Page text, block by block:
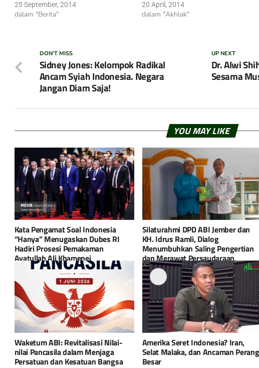
25 September, 2014
dalam "Berita"
20 April, 2014
dalam "Akhlak"
UP NEXT
Dr. Alwi
Sesama
DON'T MISS
Sidney Jones: Kelompok Radikal
Ancam Syiah Indonesia. Negara
Jangan Diam Saja!
YOU MAY LIKE
Kata Pengamat Soal Indonesia
“Hanya” Menugaskan Dubes RI
Hadiri Prosesi Pemakaman
Ayatullah Ali Khamenei
Silaturahmi DPD ABI Jember dan
KH. Idrus Ramli, Dialog
Menumbuhkan Saling Pengertian
dan Merawat Persaudaraan
Waketum ABI: Revitalisasi Nilai-
nilai Pancasila dalam Menjaga
Persatuan dan Kesatuan Bangsa
Amerika Seret Indonesia? Iran,
Selat Malaka, dan Ancaman Perang
Besar